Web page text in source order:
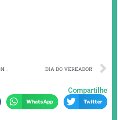
DIA DO VEREADOR
Compartilhe
WhatsApp Twitter